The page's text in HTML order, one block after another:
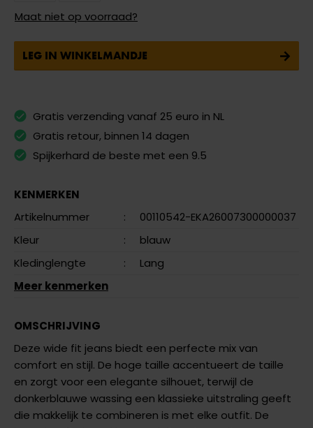
Maat niet op voorraad?
LEG IN WINKELMANDJE
Gratis verzending vanaf 25 euro in NL
Gratis retour, binnen 14 dagen
Spijkerhard de beste met een 9.5
KENMERKEN
Artikelnummer
:
00110542-EKA26007300000037
Kleur
:
blauw
Kledinglengte
:
Lang
Meer kenmerken
OMSCHRIJVING
Deze wide fit jeans biedt een perfecte mix van
comfort en stijl. De hoge taille accentueert de taille
en zorgt voor een elegante silhouet, terwijl de
donkerblauwe wassing een klassieke uitstraling geeft
die makkelijk te combineren is met elke outfit. De